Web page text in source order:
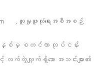
လူမှုဖူလုံရေးအစီအစဉ်
စ်မှ စတင်ကာ လုပ်ငန်း
က်တွဲလျှက်ရှိသော အသင်းများ၏